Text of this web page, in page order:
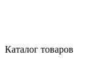
Каталог товаров